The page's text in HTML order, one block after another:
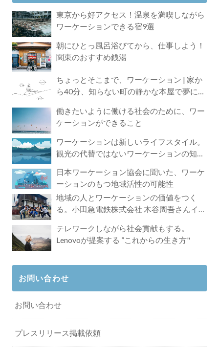
東京から好アクセス！温泉を満喫しながら
ワーケーションできる宿9選
朝にひとっ風呂浴びてから、仕事しよう！
関東のおすすめ銭湯
ちょっとそこまで、ワーケーション | 家か
ら40分、知らない町の静かな本屋で夢に近
働きたいように働ける社会のために、ワー
ケーションができること
ワーケーションは新しいライフスタイル。
観光の代替ではないワーケーションの知ら
日本ワーケーション協会に聞いた、ワーケ
ーションのもつ地域活性の可能性
地域の人とワーケーションの価値をつく
る。小田急電鉄株式会社 木谷周吾さんイン
テレワークしながら社会貢献もする。
Lenovoが提案する ”これからの生き方"
お問い合わせ
お問い合わせ
プレスリリース掲載依頼